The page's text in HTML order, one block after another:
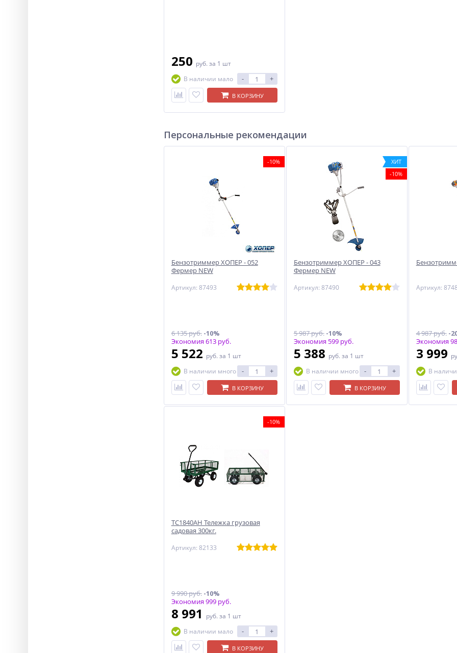
250 руб. за 1 шт
В наличии мало
- +
В КОРЗИНУ
Персональные рекомендации
-10%
Бензотриммер ХОПЕР - 052
Фермер NEW
Артикул: 87493
6 135 руб.-10%
Экономия 613 руб.
5 522 руб. за 1 шт
В наличии много
- +
В КОРЗИНУ
ХИТ
-10%
Бензотриммер ХОПЕР - 043
Фермер NEW
Артикул: 87490
5 987 руб.-10%
Экономия 599 руб.
5 388 руб. за 1 шт
В наличии много
- +
В КОРЗИНУ
Артикул:
4 987 руб.-
Экономия
3 999
В
-10%
ТС1840АН Тележка грузовая
садовая 300кг.
Артикул: 82133
9 990 руб.-10%
Экономия 999 руб.
8 991 руб. за 1 шт
В наличии мало
- +
В КОРЗИНУ